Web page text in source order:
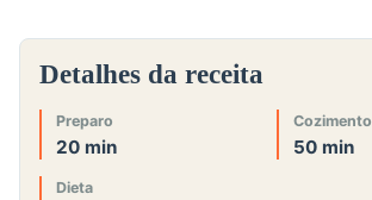
Detalhes da receita
Preparo
20 min
Cozimento
50 min
Dieta